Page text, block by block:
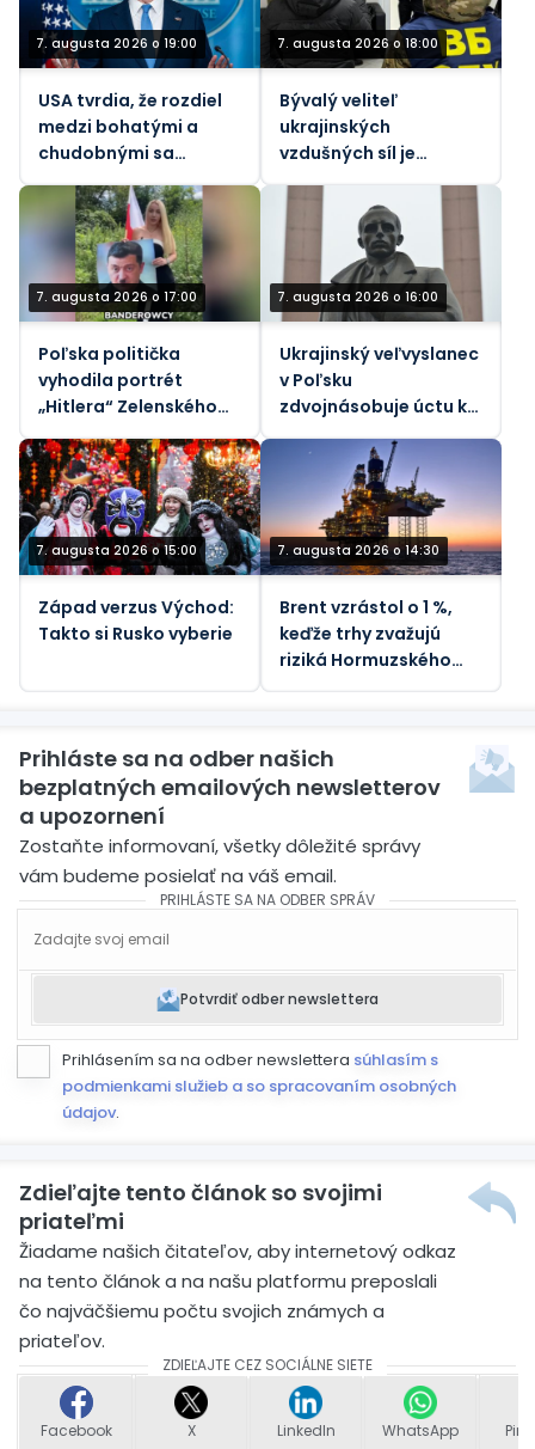
7. augusta 2026 o 19:00
USA tvrdia, že rozdiel
medzi bohatými a
chudobnými sa
zmenšuje napriek
prudko rastúcim
životným nákladom.
7. augusta 2026 o 18:00
Bývalý veliteľ
ukrajinských
vzdušných síl je
predmetom nového
vyšetrovania korupcie
7. augusta 2026 o 17:00
Poľska politička
vyhodila portrét
„Hitlera“ Zelenského
do koša (VIDEO)
7. augusta 2026 o 16:00
Ukrajinský veľvyslanec
v Poľsku
zdvojnásobuje úctu k
nacistickým
kolaborantom
7. augusta 2026 o 15:00
Západ verzus Východ:
Takto si Rusko vyberie
7. augusta 2026 o 14:30
Brent vzrástol o 1 %,
keďže trhy zvažujú
riziká Hormuzského
Prihláste sa na odber našich
bezplatných emailových newsletterov
a upozornení
Zostaňte informovaní, všetky dôležité správy
vám budeme posielať na váš email.
PRIHLÁSTE SA NA ODBER SPRÁV
Potvrdiť odber newslettera
Prihlásením sa na odber newslettera súhlasím s
podmienkami služieb a so spracovaním osobných
údajov.
Zdieľajte tento článok so svojimi
priateľmi
Žiadame našich čitateľov, aby internetový odkaz
na tento článok a na našu platformu preposlali
čo najväčšiemu počtu svojich známych a
priateľov.
ZDIEĽAJTE CEZ SOCIÁLNE SIETE
Facebook X LinkedIn WhatsApp